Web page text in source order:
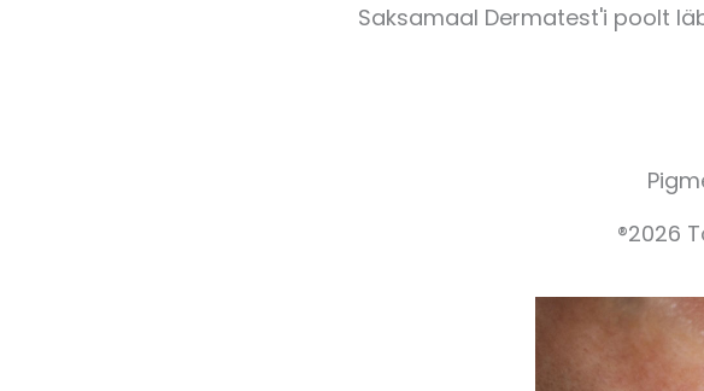
Saksamaal Dermatest'i poolt
®2026